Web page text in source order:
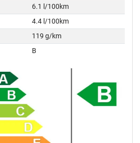
6.1 l/100km
4.4 l/100km
119 g/km
B